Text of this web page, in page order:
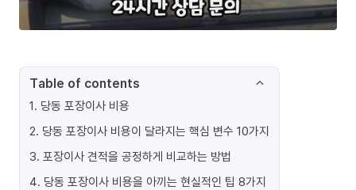
Table of contents
1. 당동 포장이사 비용
2. 당동 포장이사 비용이 달라지는 핵심 변수 10가지
3. 포장이사 견적을 공정하게 비교하는 방법
4. 당동 포장이사 비용을 아끼는 현실적인 팁 8가지